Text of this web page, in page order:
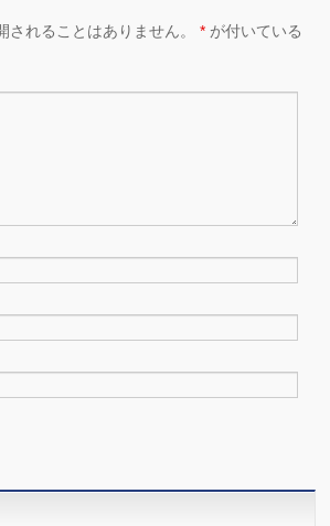
されることはありません。 * が付いている